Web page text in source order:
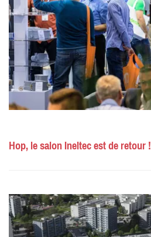
Hop, le salon Ineltec est de retour !